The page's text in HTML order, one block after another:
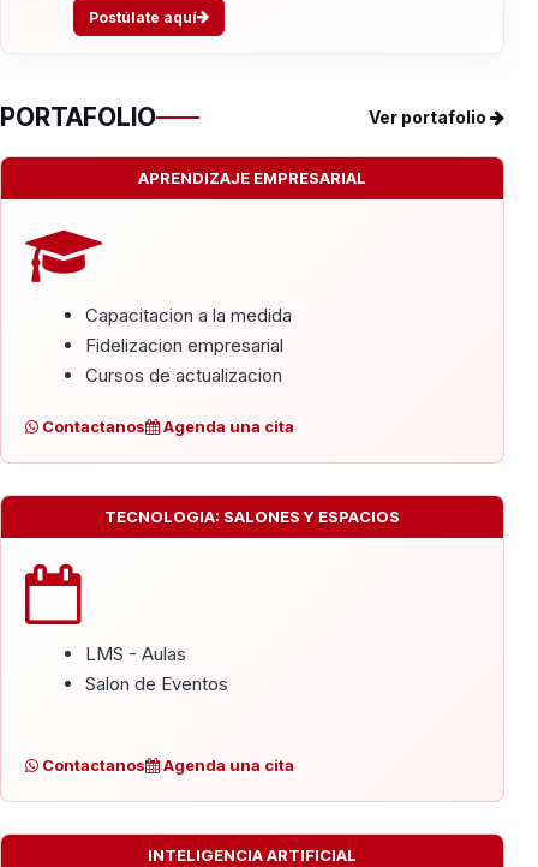
Postúlate aquí
PORTAFOLIO Ver portafolio
APRENDIZAJE EMPRESARIAL
Capacitacion a la medida
Fidelizacion empresarial
Cursos de actualizacion
Contactanos Agenda una cita
TECNOLOGIA: SALONES Y ESPACIOS
LMS - Aulas
Salon de Eventos
Contactanos Agenda una cita
INTELIGENCIA ARTIFICIAL